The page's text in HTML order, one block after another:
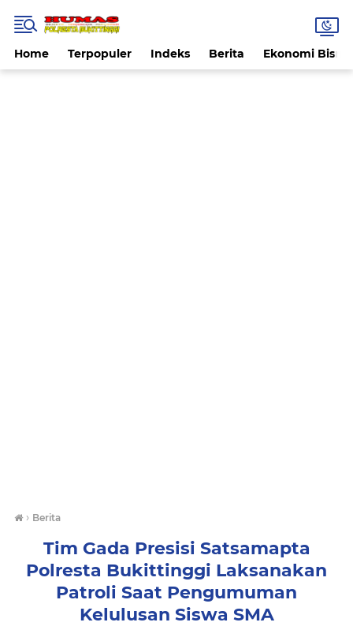
Home Terpopuler Indeks Berita Ekonomi Bisnis
› Berita
Tim Gada Presisi Satsamapta
Polresta Bukittinggi Laksanakan
Patroli Saat Pengumuman
Kelulusan Siswa SMA